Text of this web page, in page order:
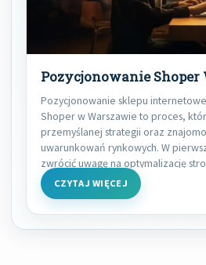
Pozycjonowanie Shoper
Pozycjonowanie sklepu
Shoper w Warszawie to proces,
przemyślanej strategii oraz
uwarunkowań rynkowych. W
zwrócić uwagę na optymalizację
CZYTAJ WIĘCEJ